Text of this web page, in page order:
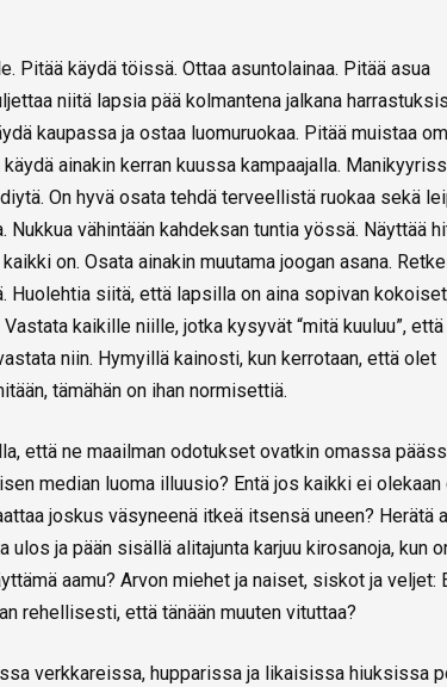
Pitää käydä töissä. Ottaa asuntolainaa. Pitää asua
niitä lapsia pää kolmantena jalkana
kaupassa ja ostaa luomuruokaa. Pitää muistaa
ainakin kerran kuussa kampaajalla.
On hyvä osata tehdä terveellistä ruokaa sekä
vähintään kahdeksan tuntia yössä. Näyttää
on. Osata ainakin muutama joogan asana.
Huolehtia siitä, että lapsilla on aina sopivan
kaikille niille, jotka kysyvät “mitä kuuluu”, että
niin. Hymyillä kainosti, kun kerrotaan, että olet
tämähän on ihan normisettiä.
että ne maailman odotukset ovatkin omassa
median luoma illuusio? Entä jos kaikki ei
joskus väsyneenä itkeä itsensä uneen? Herätä
ulos ja pään sisällä alitajunta karjuu kirosanoja, kun
aamu? Arvon miehet ja naiset, siskot ja veljet:
rehellisesti, että tänään muuten vituttaa?
verkkareissa, hupparissa ja likaisissa hiuksissa